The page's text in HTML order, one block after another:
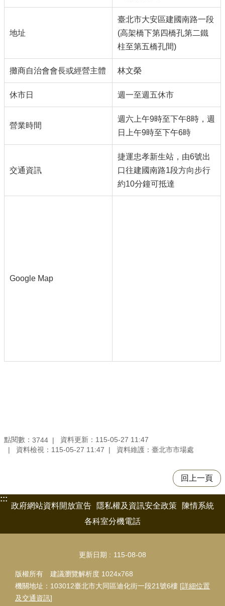
地址
臺北市大安區建國南路一段
(高架橋下第四橋孔第二鐵
柱至第五橋孔間)
攤商自治會會長或經營主體 林文榮
休市日 週一至週五休市
營業時間
週六上午9時至下午8時，週
日上午9時至下午6時
交通資訊
捷運忠孝新生站，由6號出
口往建國南路1段方向步行
約10分鐘可抵達
Google Map
點閱數： 3744
資料更新：115-05-27 11:47
資料檢視：115-05-27 11:47
資料維護：臺北市市場處
回上一頁
:::
政府網站資料開放宣告
隱私權及資訊安全政策
陳情系統
各科室分機電話
更新日期 115-08-08
版權所有 建議瀏覽解析度 1024x768
機關地址：103012臺北市大同區迪化街一段21號6樓 [詳細位置
及交通資訊]